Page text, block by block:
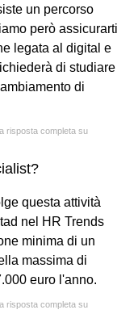
un percorso
però assicurarti
legata al digital e
di studiare
di
risposta completa su
questa attività
nel HR Trends
minima di un
massima di
euro l'anno.
risposta completa su